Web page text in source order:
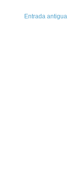
Entrada antigua